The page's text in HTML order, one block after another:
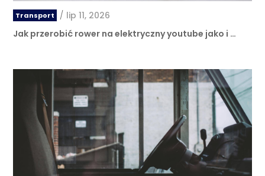
Transport / lip 11, 2026
Jak przerobić rower na elektryczny youtube jako i …